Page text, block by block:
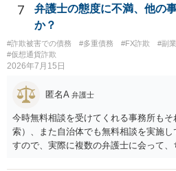
民事事件に関する手続をとり、弁護士
の旨の通知があつた場合において、正
に対し、電話をかけ、電報を送達し、
いて送信し、又は訪問する方法により、
求し、これに対し債務者等から直接要求
と。）に違反しています。監督官庁に
処分申請、不退去罪が成立すれば警察
す。ご参考にしてください。
7
弁護士の態度に不満、他の
か？
#詐欺被害での債務 #多重債務 #FX詐欺 #副
#仮想通貨詐欺
2026年7月15日
匿名A 弁護士
今時無料相談を受けてくれる事務所も
索）、また自治体でも無料相談を実施
すので、実際に複数の弁護士に会って